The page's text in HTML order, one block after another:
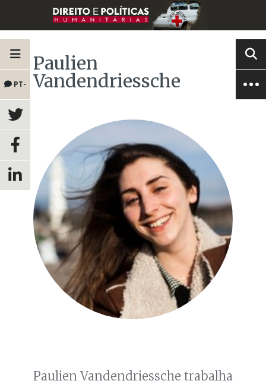
PT-
BR
Paulien
Vandendriessche
Paulien Vandendriessche trabalha